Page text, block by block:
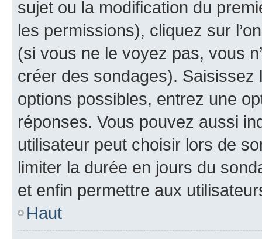
sujet ou la modification du
les permissions), cliquez sur
(si vous ne le voyez pas, vous
créer des sondages).
options possibles, entrez une
réponses. Vous pouvez aussi
utilisateur peut choisir lors de
limiter la durée en jours du
et enfin permettre aux
Haut